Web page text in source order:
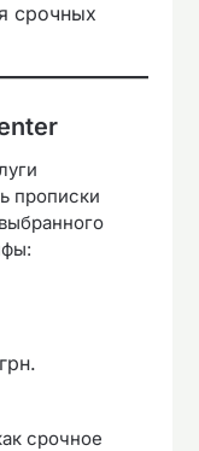
срочных
прописки
срочное